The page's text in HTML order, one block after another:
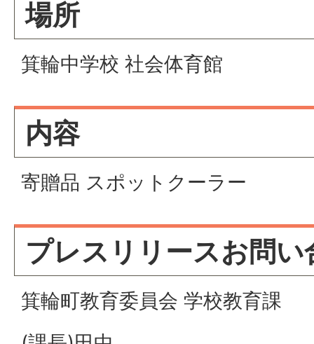
場所
箕輪中学校 社会体育館
内容
寄贈品 スポットクーラー
プレスリリースお問い
箕輪町教育委員会 学校教育課